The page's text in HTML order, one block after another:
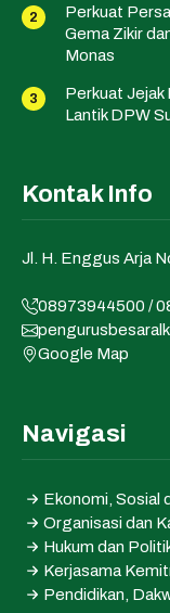
Perkuat
Gema Zikir
Monas
Perkuat Jejak
Lantik DPW
Kontak Info
Jl. H. Enggus Arja
08973944500 /
Google Map
Navigasi
Ekonomi, Sosial
Organisasi dan
Hukum dan
Kerjasama
Pendidikan,